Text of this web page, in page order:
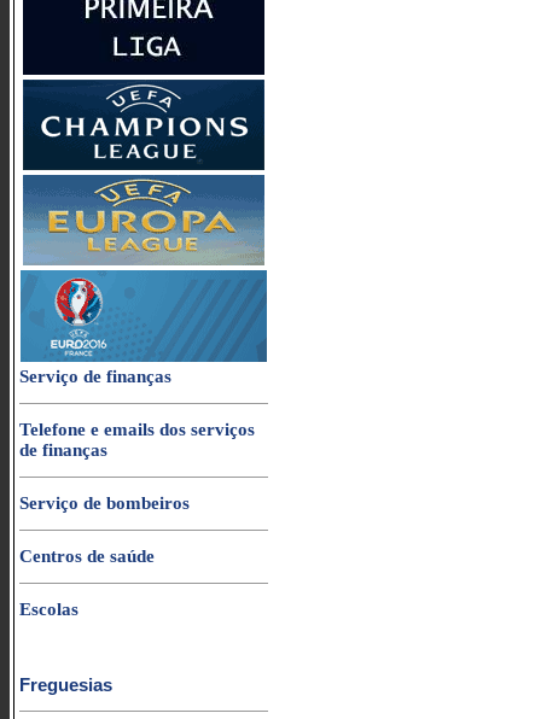
Serviço de finanças
Telefone e emails dos serviços
de finanças
Serviço de bombeiros
Centros de saúde
Escolas
Freguesias